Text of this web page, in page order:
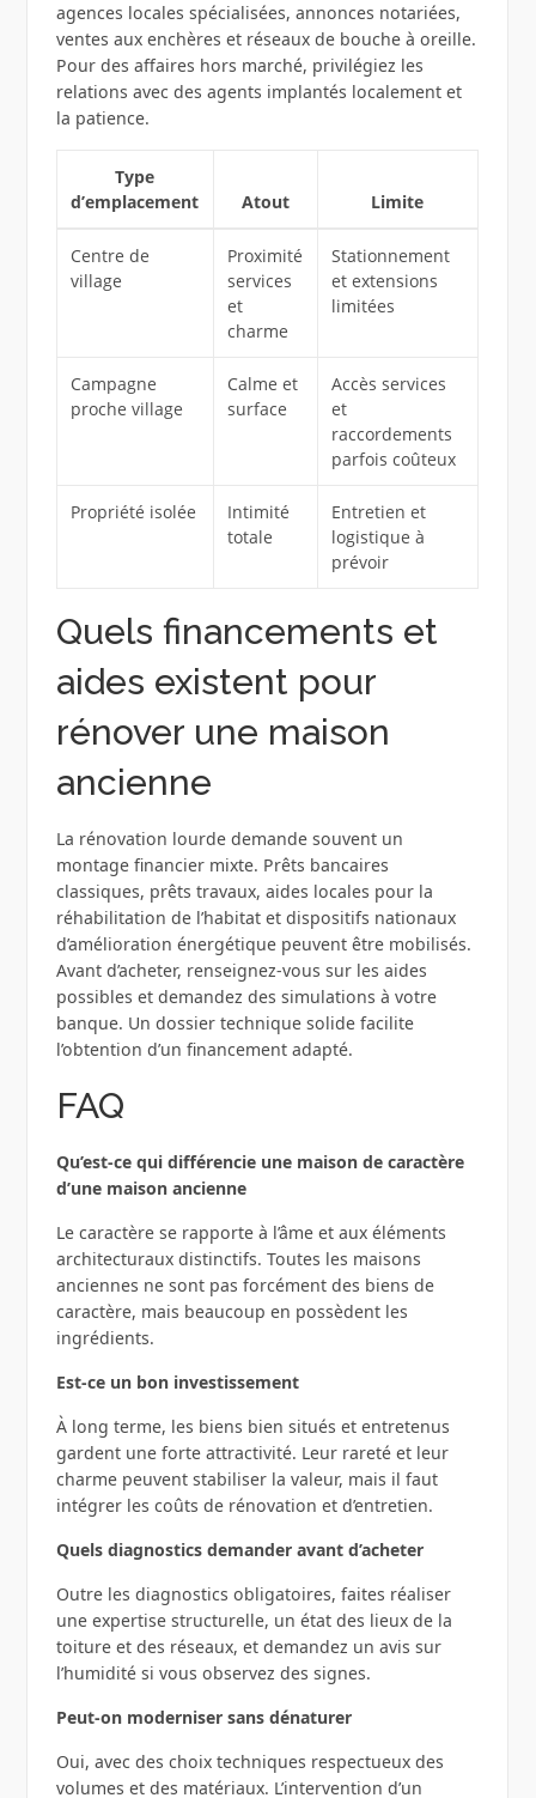
agences locales spécialisées, annonces notariées,
ventes aux enchères et réseaux de bouche à oreille.
Pour des affaires hors marché, privilégiez les
relations avec des agents implantés localement et
la patience.
Type
d’emplacement
Atout Limite
Centre de
village
Proximité
services
et
charme
Stationnement
et extensions
limitées
Campagne
proche village
Calme et
surface
Accès services
et
raccordements
parfois coûteux
Propriété isolée
Intimité
totale
Entretien et
logistique à
prévoir
Quels financements et
aides existent pour
rénover une maison
ancienne
La rénovation lourde demande souvent un
montage financier mixte. Prêts bancaires
classiques, prêts travaux, aides locales pour la
réhabilitation de l’habitat et dispositifs nationaux
d’amélioration énergétique peuvent être mobilisés.
Avant d’acheter, renseignez‑vous sur les aides
possibles et demandez des simulations à votre
banque. Un dossier technique solide facilite
l’obtention d’un financement adapté.
FAQ
Qu’est‑ce qui différencie une maison de caractère
d’une maison ancienne
Le caractère se rapporte à l’âme et aux éléments
architecturaux distinctifs. Toutes les maisons
anciennes ne sont pas forcément des biens de
caractère, mais beaucoup en possèdent les
ingrédients.
Est‑ce un bon investissement
À long terme, les biens bien situés et entretenus
gardent une forte attractivité. Leur rareté et leur
charme peuvent stabiliser la valeur, mais il faut
intégrer les coûts de rénovation et d’entretien.
Quels diagnostics demander avant d’acheter
Outre les diagnostics obligatoires, faites réaliser
une expertise structurelle, un état des lieux de la
toiture et des réseaux, et demandez un avis sur
l’humidité si vous observez des signes.
Peut‑on moderniser sans dénaturer
Oui, avec des choix techniques respectueux des
volumes et des matériaux. L’intervention d’un